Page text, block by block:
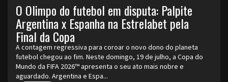
O Olimpo do futebol em disputa: Palpite
Argentina x Espanha na Estrelabet pela
Final da Copa
A contagem regressiva para coroar o novo dono do planeta
futebol chegou ao fim. Neste domingo, 19 de julho, a Copa do
Mundo da FIFA 2026™ apresenta o seu ato mais nobre e
aguardado. Argentina e Espa...